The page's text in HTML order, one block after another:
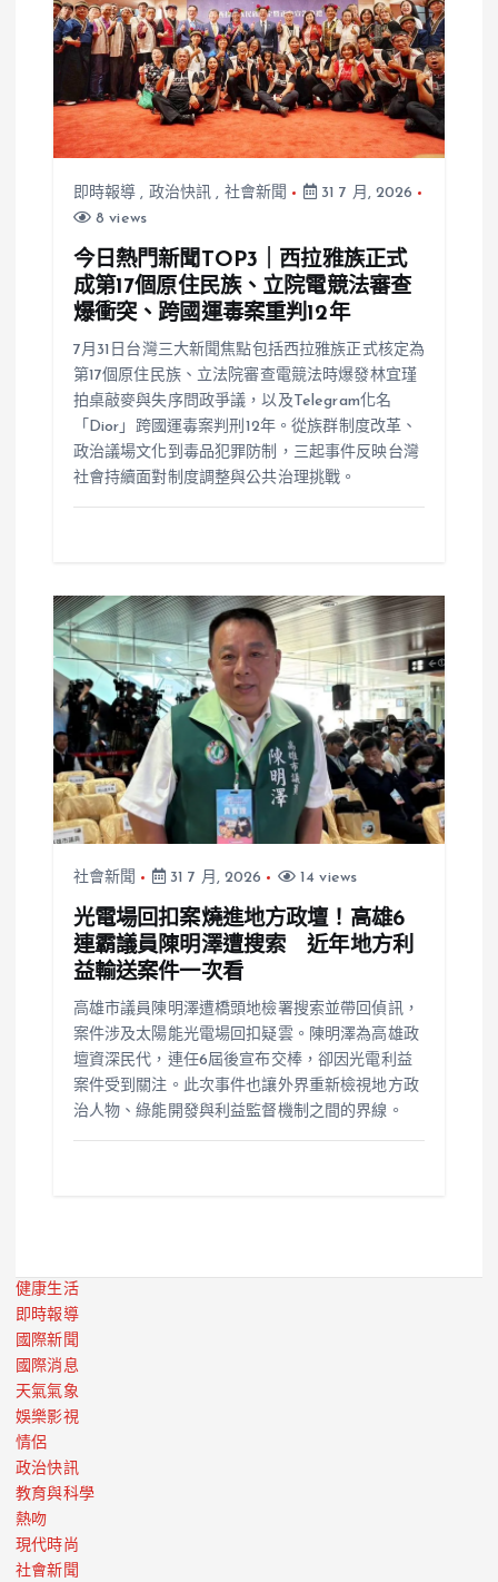
即時報導 , 政治快訊 , 社會新聞
31 7 月, 2026
8 views
今日熱門新聞TOP3｜西拉雅族正式
成第17個原住民族、立院電競法審查
爆衝突、跨國運毒案重判12年
7月31日台灣三大新聞焦點包括西拉雅族正式核定為
第17個原住民族、立法院審查電競法時爆發林宜瑾
拍桌敲麥與失序問政爭議，以及Telegram化名
「Dior」跨國運毒案判刑12年。從族群制度改革、
政治議場文化到毒品犯罪防制，三起事件反映台灣
社會持續面對制度調整與公共治理挑戰。
社會新聞 31 7 月, 2026 14 views
光電場回扣案燒進地方政壇！高雄6
連霸議員陳明澤遭搜索 近年地方利
益輸送案件一次看
高雄市議員陳明澤遭橋頭地檢署搜索並帶回偵訊，
案件涉及太陽能光電場回扣疑雲。陳明澤為高雄政
壇資深民代，連任6屆後宣布交棒，卻因光電利益
案件受到關注。此次事件也讓外界重新檢視地方政
治人物、綠能開發與利益監督機制之間的界線。
健康生活
即時報導
國際新聞
國際消息
天氣氣象
娛樂影視
情侶
政治快訊
教育與科學
熱吻
現代時尚
社會新聞